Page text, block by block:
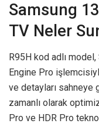
Samsung
TV Neler
R95H kod adlı
Engine Pro
ve detayları sahneye
zamanlı olarak
Pro ve HDR Pro